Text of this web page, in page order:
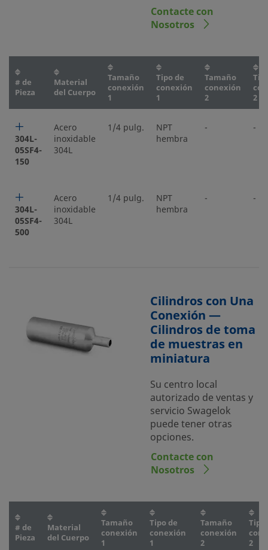
Contacte con
Nosotros
# de
Pieza
Material
del Cuerpo
Tamaño
conexión
1
Tipo de
conexión
1
Tamaño
conexión
2
2
304L-
05SF4-
150
Acero
inoxidable
304L
1/4 pulg.
NPT
hembra
- -
304L-
05SF4-
500
Acero
inoxidable
304L
1/4 pulg.
NPT
hembra
- -
Cilindros con Una
Conexión —
Cilindros de toma
de muestras en
miniatura
Su centro local
autorizado de ventas y
servicio Swagelok
puede tener otras
opciones.
Contacte con
Nosotros
# de
Pieza
Material
del Cuerpo
Tamaño
conexión
1
Tipo de
conexión
1
Tamaño
conexión
2
Tipo
2